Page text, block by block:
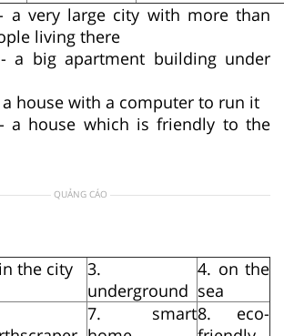
- a very large city with more than
living there
- a big apartment building under
- a house with a computer to run it
- a house which is friendly to the
QUẢNG CÁO
the city
3.
underground
4. on the
sea
7. smart8. eco-